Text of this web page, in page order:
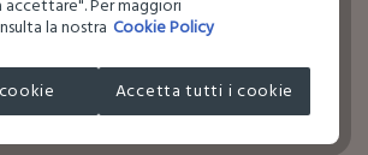
la nostra Cookie Policy
Accetta tutti i cookie